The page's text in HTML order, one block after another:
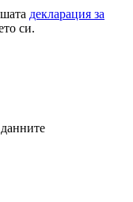
декларация за
си.